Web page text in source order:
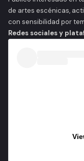
de artes escénicas,
con sensibilidad por
Redes sociales y